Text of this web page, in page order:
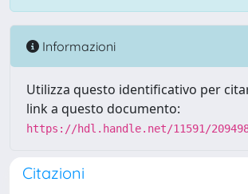
Informazioni
Utilizza questo identificativo per
link a questo documento:
https://hdl.handle.net/11591/
Citazioni